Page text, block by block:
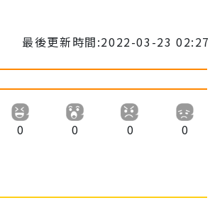
最後更新時間:2022-03-23 02:27
0 0 0 0